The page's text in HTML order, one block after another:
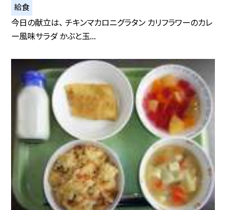
給食
今日の献立は、 チキンマカロニグラタン カリフラワーのカレ
ー風味サラダ かぶと玉...